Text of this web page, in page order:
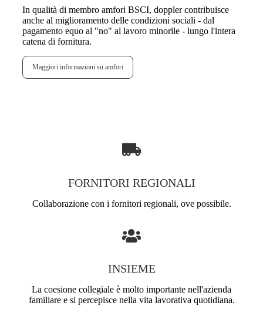
In qualità di membro amfori BSCI, doppler contribuisce
anche al miglioramento delle condizioni sociali - dal
pagamento equo al "no" al lavoro minorile - lungo l'intera
catena di fornitura.
Maggiori informazioni su amfori
FORNITORI REGIONALI
Collaborazione con i fornitori regionali, ove possibile.
INSIEME
La coesione collegiale è molto importante nell'azienda
familiare e si percepisce nella vita lavorativa quotidiana.